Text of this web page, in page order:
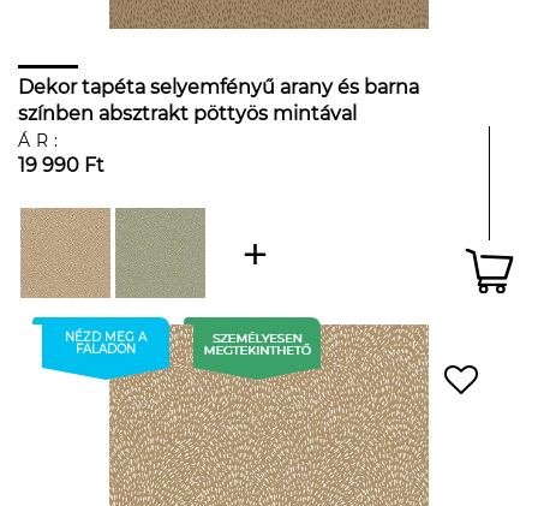
Dekor tapéta selyemfényű arany és barna
színben absztrakt pöttyös mintával
ÁR:
19 990 Ft
NÉZD MEG A
FALADON